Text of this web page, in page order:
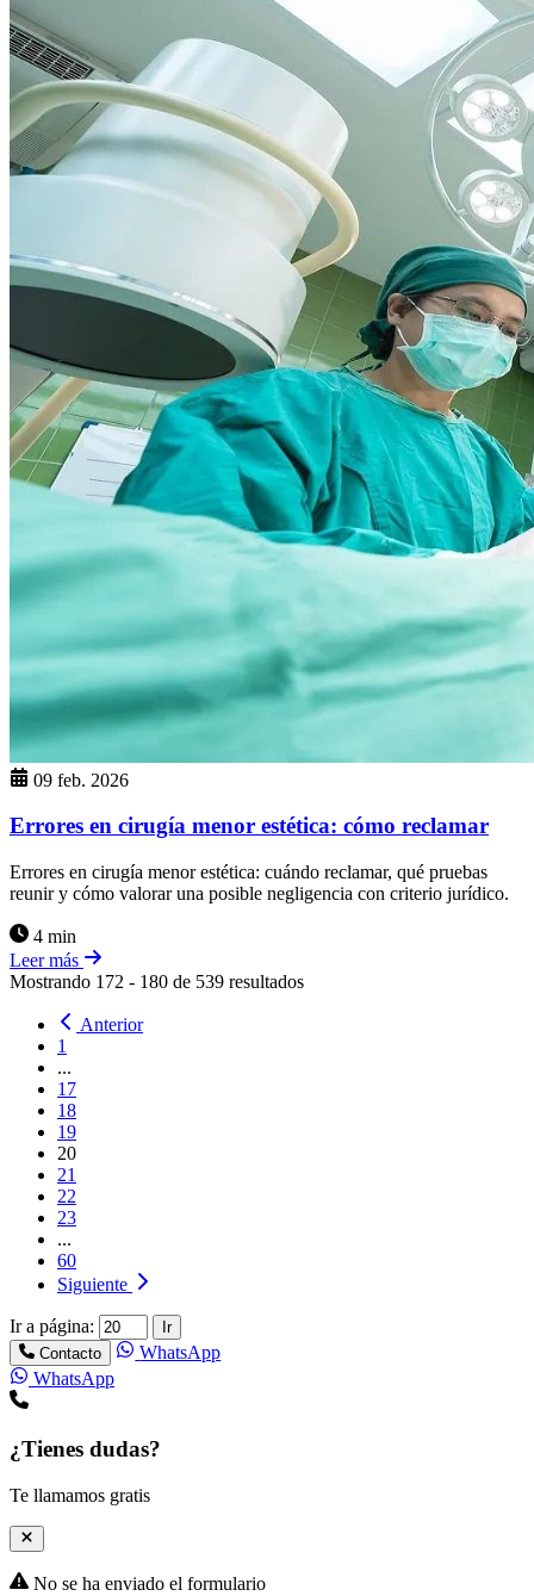
09 feb. 2026
Errores en cirugía menor estética: cómo reclamar
Errores en cirugía menor estética: cuándo reclamar, qué pruebas
reunir y cómo valorar una posible negligencia con criterio jurídico.
4 min
Leer más
Mostrando 172 - 180 de 539 resultados
Anterior
1
...
17
18
19
20
21
22
23
...
60
Siguiente
Ir a página:
Ir
Contacto
WhatsApp
WhatsApp
¿Tienes dudas?
Te llamamos gratis
No se ha enviado el formulario